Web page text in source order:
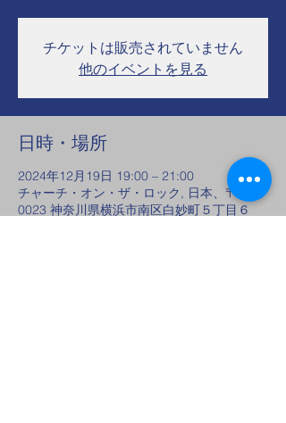
チケットは販売されていません
他のイベントを見る
日時・場所
2024年12月19日 19:00 – 21:00
チャーチ・オン・ザ・ロック, 日本、〒232-
0023 神奈川県横浜市南区白妙町５丁目６